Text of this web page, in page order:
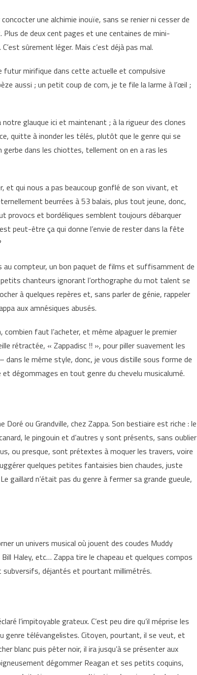
une alchimie inouïe, sans se renier ni cesser de
de deux cent pages et une centaines de mini-
sûrement léger. Mais c’est déjà pas mal.
futur mirifique dans cette actuelle et compulsive
aussi ; un petit coup de com, je te file la larme à l’œil ;
notre glauque ici et maintenant ; à la rigueur des clones
quitte à inonder les télés, plutôt que le genre qui se
dans les chiottes, tellement on en a ras les
et qui nous a pas beaucoup gonflé de son vivant, et
beurrées à 53 balais, plus tout jeune, donc,
provocs et bordéliques semblent toujours débarquer
peut-être ça qui donne l’envie de rester dans la fête
au compteur, un bon paquet de films et suffisamment de
chanteurs ignorant l’orthographe du mot talent se
à quelques repères et, sans parler de génie, rappeler
aux amnésiques abusés.
faut l’acheter, et même alpaguer le premier
rétractée, « Zappadisc !! », pour piller suavement les
le même style, donc, je vous distille sous forme de
dégommages en tout genre du chevelu musicalumé.
ou Grandville, chez Zappa. Son bestiaire est riche : le
le pingouin et d’autres y sont présents, sans oublier
ou presque, sont prétextes à moquer les travers, voire
quelques petites fantaisies bien chaudes, juste
gaillard n’était pas du genre à fermer sa grande gueule,
un univers musical où jouent des coudes Muddy
Haley, etc… Zappa tire le chapeau et quelques compos
déjantés et pourtant millimétrés.
l’impitoyable grateux. C’est peu dire qu’il méprise les
genre télévangelistes. Citoyen, pourtant, il se veut, et
blanc puis pêter noir, il ira jusqu’à se présenter aux
dégommer Reagan et ses petits coquins,